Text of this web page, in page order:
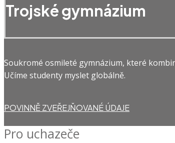
Trojské gymnázium
Soukromé osmileté gymnázium, které
Učíme studenty myslet globálně.
POVINNĚ ZVEŘEJŇOVANÉ ÚDAJE
Pro uchazeče